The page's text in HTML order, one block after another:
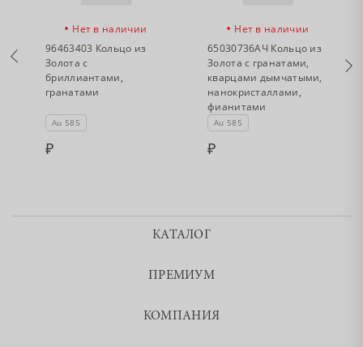
• Нет в наличии
96463403 Кольцо из
Золота с
бриллиантами,
гранатами
Au 585
• Нет в наличии
65030736АЧ Кольцо из
Золота с гранатами,
кварцами дымчатыми,
нанокристаллами,
фианитами
Au 585
КАТАЛОГ
ПРЕМИУМ
КОМПАНИЯ